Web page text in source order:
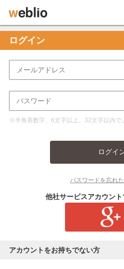
ログイン
※半角英数字、6文字以上、32文字以内で
ログイ
パスワードを忘れ
他社サービスアカウン
アカウントをお持ちでない方